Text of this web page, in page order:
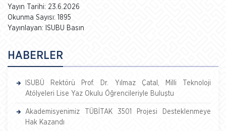
Yayın Tarihi: 23.6.2026
Okunma Sayısı: 1895
Yayınlayan: ISUBU Basın
HABERLER
ISUBÜ Rektörü Prof. Dr. Yılmaz Çatal, Milli Teknoloji
Atölyeleri Lise Yaz Okulu Öğrencileriyle Buluştu
Akademisyenimiz TÜBİTAK 3501 Projesi Desteklenmeye
Hak Kazandı